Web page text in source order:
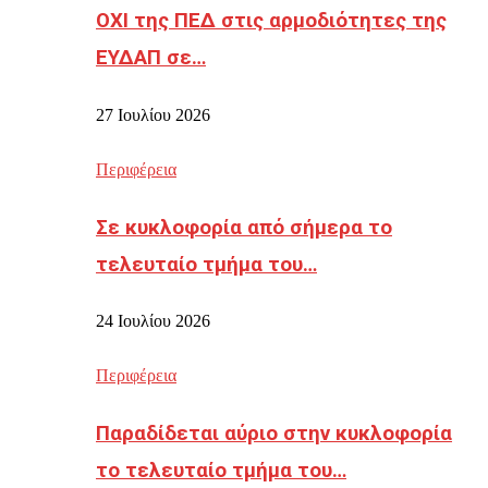
ΟΧΙ της ΠΕΔ στις αρμοδιότητες της
ΕΥΔΑΠ σε…
27 Ιουλίου 2026
Περιφέρεια
Σε κυκλοφορία από σήμερα το
τελευταίο τμήμα του…
24 Ιουλίου 2026
Περιφέρεια
Παραδίδεται αύριο στην κυκλοφορία
το τελευταίο τμήμα του…